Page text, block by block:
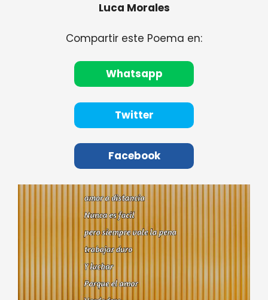
Luca Morales
Compartir este Poema en:
Whatsapp
Twitter
Facebook